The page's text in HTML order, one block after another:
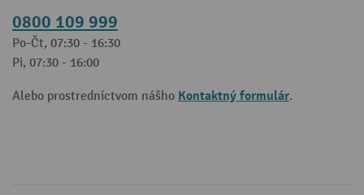
0800 109 999
Po-Čt, 07:30 - 16:30
Pi, 07:30 - 16:00
Alebo prostredníctvom nášho Kontaktný formulár.